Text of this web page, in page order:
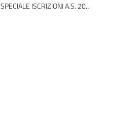
SPECIALE ISCRIZIONI A.S. 2015/16